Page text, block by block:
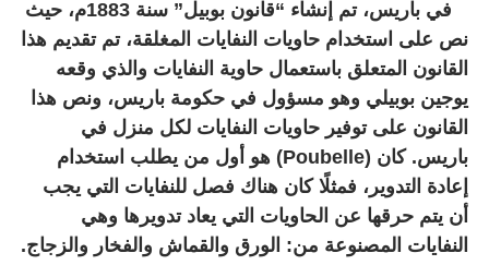
في باريس، تم إنشاء “قانون بوبيل” سنة 1883م، حيث
نص على استخدام حاويات النفايات المغلقة، تم تقديم هذا
القانون المتعلق باستعمال حاوية النفايات والذي وقعه
يوجين بوبيلي وهو مسؤول في حكومة باريس، ونص هذا
القانون على توفير حاويات النفايات لكل منزل في
باريس. كان (Poubelle) هو أول من يطلب استخدام
إعادة التدوير، فمثلًا كان هناك فصل للنفايات التي يجب
أن يتم حرقها عن الحاويات التي يعاد تدويرها وهي
النفايات المصنوعة من: الورق والقماش والفخار والزجاج.